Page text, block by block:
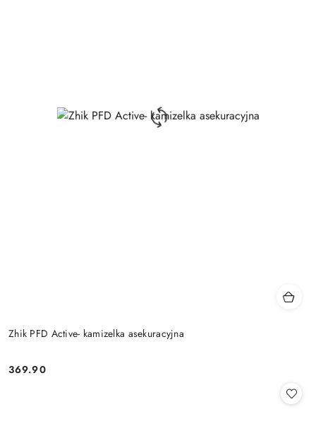
Zhik PFD Active- kamizelka asekuracyjna
Cena:
369.90